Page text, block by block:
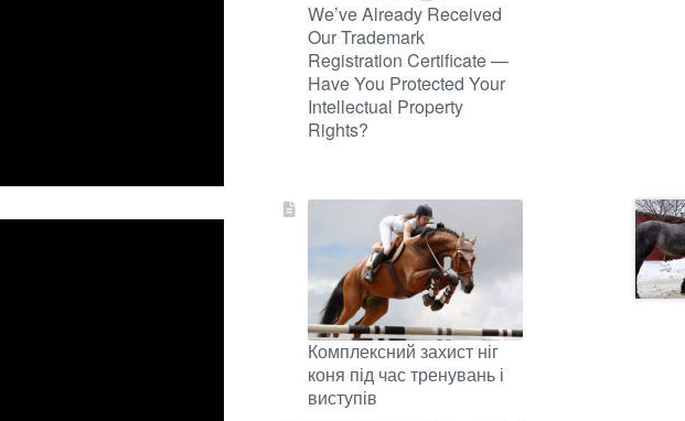
We’ve Already Received
Our Trademark
Registration Certificate —
Have You Protected Your
Intellectual Property
Rights?
Комплексний захист ніг
коня під час тренувань і
виступів